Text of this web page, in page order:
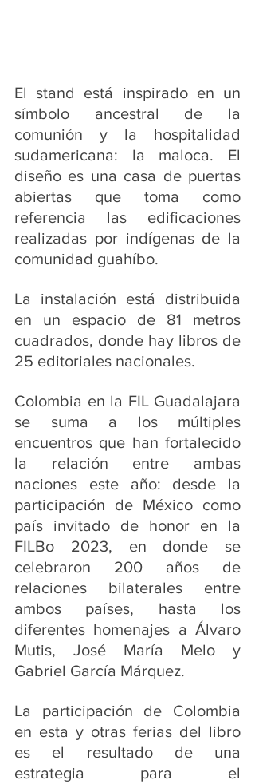
El stand está inspirado en un
símbolo ancestral de la
comunión y la hospitalidad
sudamericana: la maloca. El
diseño es una casa de puertas
abiertas que toma como
referencia las edificaciones
realizadas por indígenas de la
comunidad guahíbo.
La instalación está distribuida
en un espacio de 81 metros
cuadrados, donde hay libros de
25 editoriales nacionales.
Colombia en la FIL Guadalajara
se suma a los múltiples
encuentros que han fortalecido
la relación entre ambas
naciones este año: desde la
participación de México como
país invitado de honor en la
FILBo 2023, en donde se
celebraron 200 años de
relaciones bilaterales entre
ambos países, hasta los
diferentes homenajes a Álvaro
Mutis, José María Melo y
Gabriel García Márquez.
La participación de Colombia
en esta y otras ferias del libro
es el resultado de una
estrategia para el